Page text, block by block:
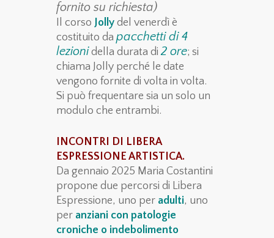
fornito su richiesta)
Il corso Jolly del venerdì è
costituito da pacchetti di 4
lezioni della durata di2 ore; si
chiama Jolly perché le date
vengono fornite di volta in volta.
Si può frequentare sia un solo un
modulo che entrambi.
INCONTRI DI LIBERA
ESPRESSIONE ARTISTICA.
Da gennaio 2025 Maria Costantini
propone due percorsi di Libera
Espressione, uno per adulti, uno
per anziani con patologie
croniche o indebolimento